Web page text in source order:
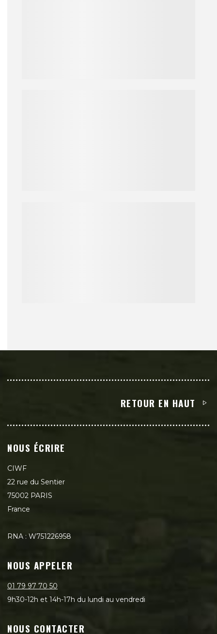
RETOUR EN HAUT
NOUS ÉCRIRE
CIWF
22 rue du Sentier
75002 PARIS
France
RNA : W751226958
NOUS APPELER
01 79 97 70 50
9h30-12h et 14h-17h du lundi au vendredi
NOUS CONTACTER